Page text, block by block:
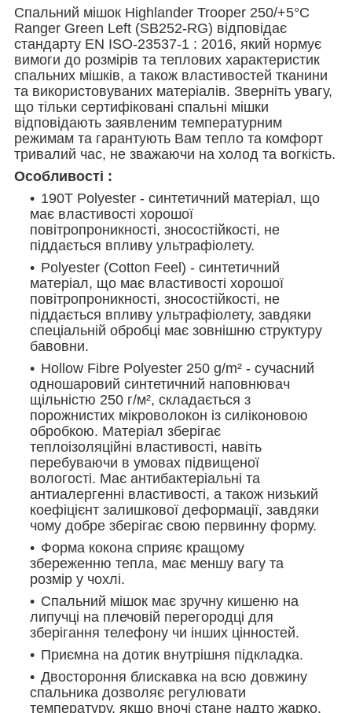
Спальний мішок Highlander Trooper 250/+5°C
Ranger Green Left (SB252-RG) відповідає
стандарту EN ISO-23537-1 : 2016, який нормує
вимоги до розмірів та теплових характеристик
спальних мішків, а також властивостей тканини
та використовуваних матеріалів. Зверніть увагу,
що тільки сертифіковані спальні мішки
відповідають заявленим температурним
режимам та гарантують Вам тепло та комфорт
тривалий час, не зважаючи на холод та вогкість.
Особливості :
190T Polyester - синтетичний матеріал, що
має властивості хорошої
повітропроникності, зносостійкості, не
піддається впливу ультрафіолету.
Polyester (Cotton Feel) - синтетичний
матеріал, що має властивості хорошої
повітропроникності, зносостійкості, не
піддається впливу ультрафіолету, завдяки
спеціальній обробці має зовнішню структуру
бавовни.
Hollow Fibre Polyester 250 g/m² - сучасний
одношаровий синтетичний наповнювач
щільністю 250 г/м², складається з
порожнистих мікроволокон із силіконовою
обробкою. Матеріал зберігає
теплоізоляційні властивості, навіть
перебуваючи в умовах підвищеної
вологості. Має антибактеріальні та
антиалергенні властивості, а також низький
коефіцієнт залишкової деформації, завдяки
чому добре зберігає свою первинну форму.
Форма кокона сприяє кращому
збереженню тепла, має меншу вагу та
розмір у чохлі.
Спальний мішок має зручну кишеню на
липучці на плечовій перегородці для
зберігання телефону чи інших цінностей.
Приємна на дотик внутрішня підкладка.
Двостороння блискавка на всю довжину
спальника дозволяє регулювати
температуру, якщо вночі стане надто жарко.